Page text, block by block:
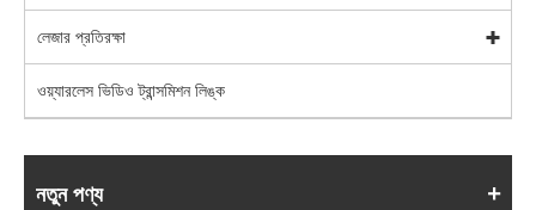
লেজার প্রতিরক্ষা
ওয়্যারলেস ভিডিও ট্রান্সমিশন লিঙ্ক
নতুন পণ্য